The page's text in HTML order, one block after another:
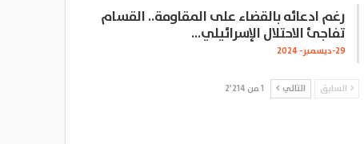
رغم ادعائه بالقضاء على المقاومة.. القسام
تفاجئ الاحتلال الإسرائيلي…
29-ديسمبر- 2024
السابق التالي 1 من 2٬214